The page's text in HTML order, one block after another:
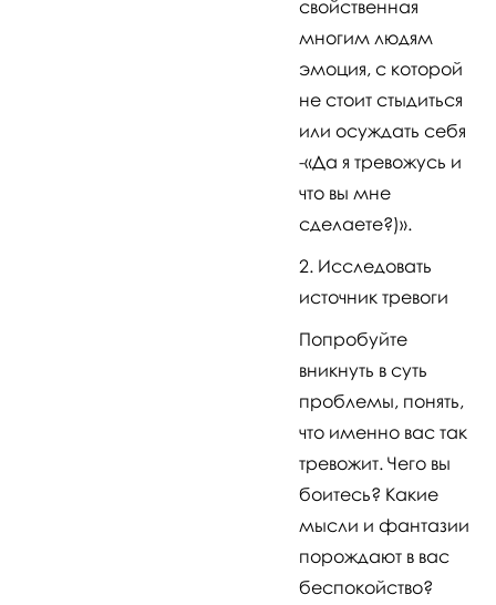
свойственная
многим людям
эмоция, с которой
не стоит стыдиться
или осуждать себя
-«Да я тревожусь и
что вы мне
сделаете?)».
Исследовать
источник тревоги
Попробуйте
вникнуть в суть
проблемы, понять,
что именно вас так
тревожит. Чего вы
боитесь? Какие
мысли и фантазии
порождают в вас
беспокойство?